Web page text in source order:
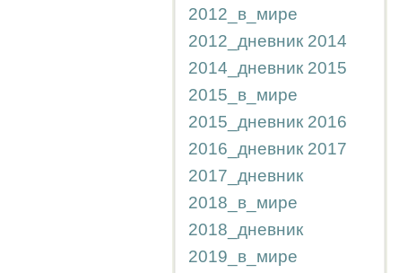
2012_в_мире
2012_дневник 2014
2014_дневник 2015
2015_в_мире
2015_дневник 2016
2016_дневник 2017
2017_дневник
2018_в_мире
2018_дневник
2019_в_мире